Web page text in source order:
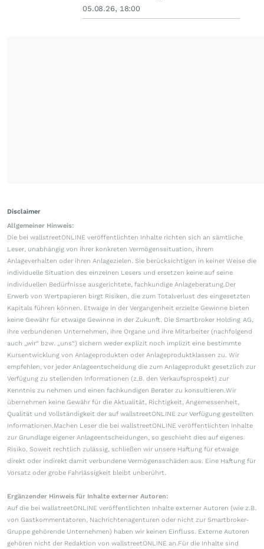
05.08.26, 18:00
Disclaimer
Allgemeiner Hinweis:
Die bei wallstreetONLINE veröffentlichten Inhalte richten sich an sämtliche
Leser, unabhängig von ihrer konkreten Vermögenssituation, ihrem
Anlageverhalten oder ihren Anlagezielen. Sie berücksichtigen in keiner Weise die
individuelle Situation des einzelnen Lesers und ersetzen keine auf seine
individuellen Bedürfnisse ausgerichtete, fachkundige Anlageberatung.Der
Erwerb von Wertpapieren birgt Risiken, die zum Totalverlust des eingesetzten
Kapitals führen können. Etwaige in der Vergangenheit erzielte Gewinne bieten
keine Gewähr für etwaige Gewinne in der Zukunft. Die Smartbroker Holding AG,
ihre verbundenen Unternehmen, ihre Organe und ihre Mitarbeiter (nachfolgend
auch „wir“ bzw. „uns“) sichern weder explizit noch implizit eine bestimmte
Kursentwicklung von Anlageprodukten oder Anlageproduktklassen zu. Wir
empfehlen, vor jeder Anlageentscheidung die zum Anlageprodukt gesetzlich zur
Verfügung zu stellenden Informationen (z.B. den Verkaufsprospekt) zur
Kenntnis zu nehmen und einen fachkundigen Berater zu konsultieren.Wir
übernehmen keine Gewähr für die Aktualität, Richtigkeit, Angemessenheit,
Qualität und Vollständigkeit der auf wallstreetONLINE zur Verfügung gestellten
Informationen.Machen Leser die bei wallstreetONLINE veröffentlichten Inhalte
zur Grundlage eigener Anlageentscheidungen, so geschieht dies auf eigenes
Risiko. Soweit rechtlich zulässig, schließen wir unsere Haftung für etwaige
direkt oder indirekt damit verbundene Vermögensschäden aus. Eine Haftung für
Vorsatz oder grobe Fahrlässigkeit bleibt unberührt.
Ergänzender Hinweis für Inhalte externer Autoren:
Auf die bei wallstreetONLINE veröffentlichten Inhalte externer Autoren (wie z.B.
von Gastkommentatoren, Nachrichtenagenturen oder nicht zur Smartbroker-
Gruppe gehörende Unternehmen) haben wir keinen Einfluss. Externe Autoren
gehören nicht der Redaktion von wallstreetONLINE an.Für die Inhalte sind